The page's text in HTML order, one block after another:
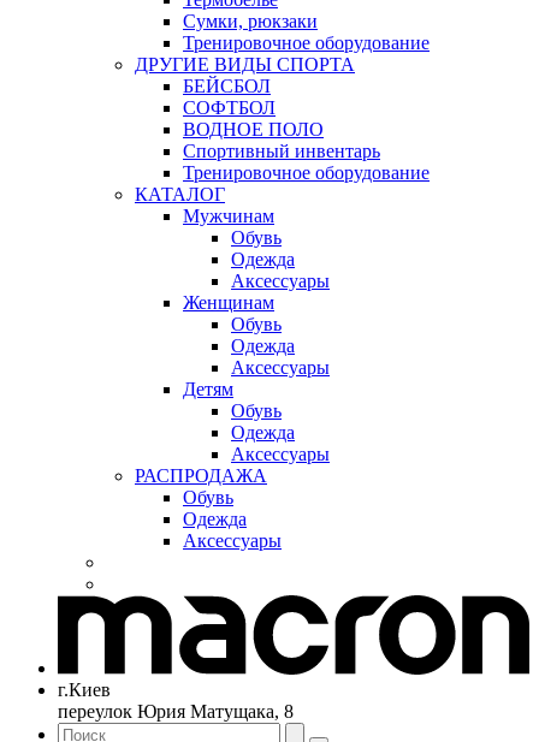
Сумки, рюкзаки
Тренировочное оборудование
ДРУГИЕ ВИДЫ СПОРТА
БЕЙСБОЛ
СОФТБОЛ
ВОДНОЕ ПОЛО
Спортивный инвентарь
Тренировочное оборудование
КАТАЛОГ
Мужчинам
Обувь
Одежда
Аксессуары
Женщинам
Обувь
Одежда
Аксессуары
Детям
Обувь
Одежда
Аксессуары
РАСПРОДАЖА
Обувь
Одежда
Аксессуары
г.Киев
переулок Юрия Матущака, 8